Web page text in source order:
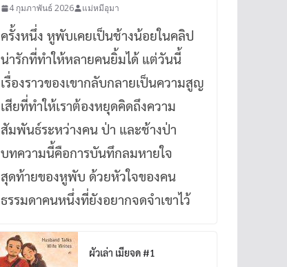
4 กุมภาพันธ์ 2026 แม่หมีอุมา
ครั้งหนึ่ง หูพับเคยเป็นช้างน้อยในคลิป
น่ารักที่ทำให้หลายคนยิ้มได้ แต่วันนี้
เรื่องราวของเขากลับกลายเป็นความสูญ
เสียที่ทำให้เราต้องหยุดคิดถึงความ
สัมพันธ์ระหว่างคน ป่า และช้างป่า
บทความนี้คือการบันทึกลมหายใจ
สุดท้ายของหูพับ ด้วยหัวใจของคน
ธรรมดาคนหนึ่งที่ยังอยากจดจำเขาไว้
ผัวเล่า เมียจด #1